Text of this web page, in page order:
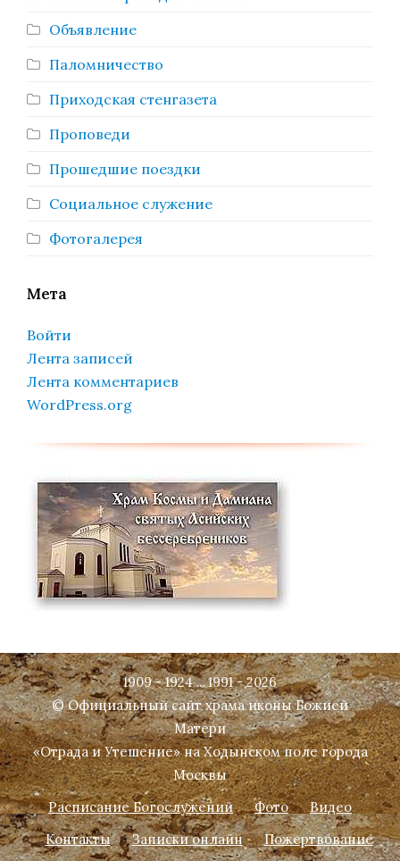
Объявление
Паломничество
Приходская стенгазета
Проповеди
Прошедшие поездки
Социальное служение
Фотогалерея
Мета
Войти
Лента записей
Лента комментариев
WordPress.org
1909 - 1924 ... 1991 - 2026
© Официальный сайт храма иконы Божией
Матери
«Отрада и Утешение» на Ходынском поле города
Москвы
Расписание Богослужений
Фото
Видео
Контакты
Записки онлайн Пожертвование